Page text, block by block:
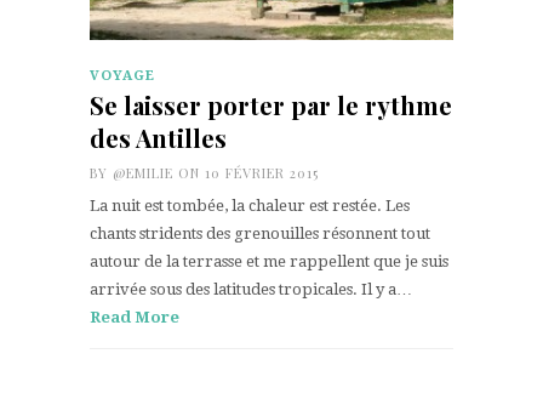
VOYAGE
Se laisser porter par le rythme
des Antilles
BY @EMILIE ON 10 FÉVRIER 2015
La nuit est tombée, la chaleur est restée. Les
chants stridents des grenouilles résonnent tout
autour de la terrasse et me rappellent que je suis
arrivée sous des latitudes tropicales. Il y a…
Read More